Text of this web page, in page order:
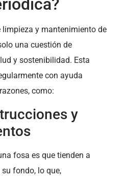
limpieza y mantenimiento de
una cuestión de
y sostenibilidad. Esta
con ayuda
como:
y
fosa es que tienden a
fondo, lo que,